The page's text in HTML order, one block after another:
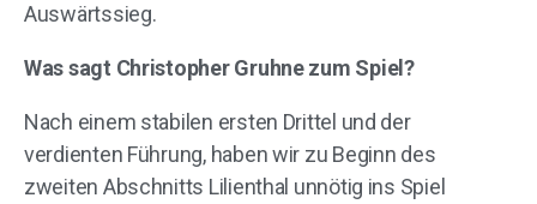
Auswärtssieg.
Was sagt Christopher Gruhne zum Spiel?
Nach einem stabilen ersten Drittel und der
verdienten Führung, haben wir zu Beginn des
zweiten Abschnitts Lilienthal unnötig ins Spiel